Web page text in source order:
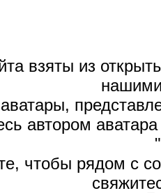
взяты из
автором
чтобы рядом с